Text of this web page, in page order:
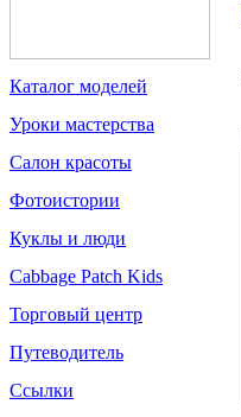
Каталог моделей
Уроки мастерства
Салон красоты
Фотоистории
Куклы и люди
Cabbage Patch Kids
Торговый центр
Путеводитель
Ссылки